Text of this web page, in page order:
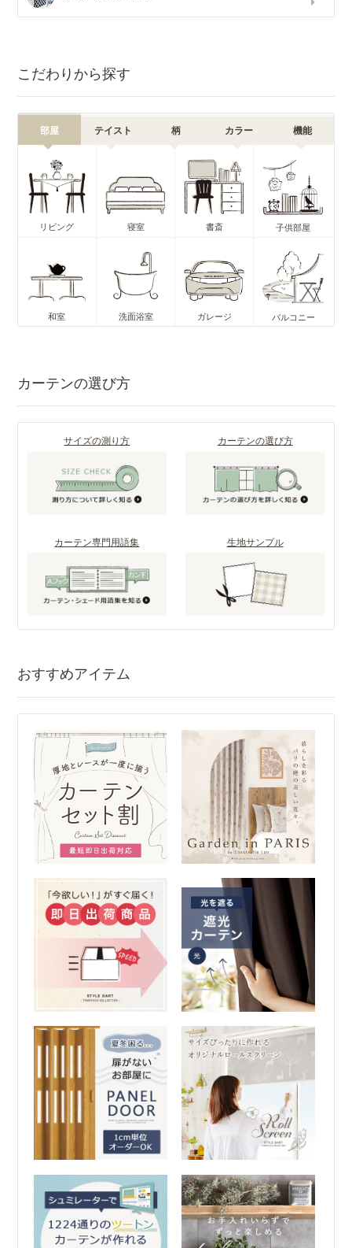
こだわりから探す
部屋 テイスト 柄 カラー 機能
リビング 寝室 書斎 子供部屋
和室 洗面浴室 ガレージ バルコニー
カーテンの選び方
サイズの測り方 カーテンの選び方
カーテン専門用語集 生地サンプル
おすすめアイテム